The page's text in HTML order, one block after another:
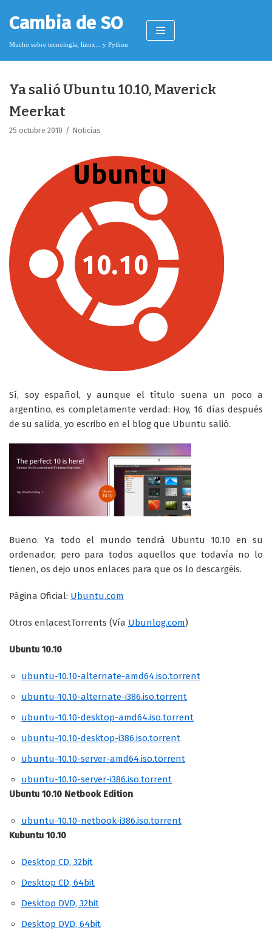
Saltar
al
contenido
Cambia de SO
Mucho sobre tecnología, linux... y Python
Licencia de contenido
Cookies
Política de protección de datos
Ya salió Ubuntu 10.10, Maverick
Meerkat
25 octubre 2010 Noticias
Sí, soy español, y aunque el título suena un poco a
argentino, es completamente verdad: Hoy, 16 días después
de su salida, yo escribo en el blog que Ubuntu salió.
Bueno. Ya todo el mundo tendrá Ubuntu 10.10 en su
ordenador, pero para todos aquellos que todavía no lo
tienen, os dejo unos enlaces para que os lo descargéis.
Página Oficial: Ubuntu.com
Otros enlacestTorrents (Vía Ubunlog.com)
Ubuntu 10.10
ubuntu-10.10-alternate-amd64.iso.torrent
ubuntu-10.10-alternate-i386.iso.torrent
ubuntu-10.10-desktop-amd64.iso.torrent
ubuntu-10.10-desktop-i386.iso.torrent
ubuntu-10.10-server-amd64.iso.torrent
ubuntu-10.10-server-i386.iso.torrent
Ubuntu 10.10 Netbook Edition
ubuntu-10.10-netbook-i386.iso.torrent
Kubuntu 10.10
Desktop CD, 32bit
Desktop CD, 64bit
Desktop DVD, 32bit
Desktop DVD, 64bit